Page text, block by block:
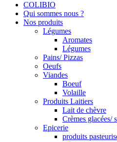
COLIBIO
Qui sommes nous ?
Nos produits
Légumes
Aromates
Légumes
Pains/ Pizzas
Oeufs
Viandes
Boeuf
Volaille
Produits Laitiers
Lait de chèvre
Crèmes glacées/
Epicerie
produits